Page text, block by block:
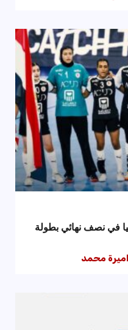
في نصف نهائي بطولة
اميرة محمد